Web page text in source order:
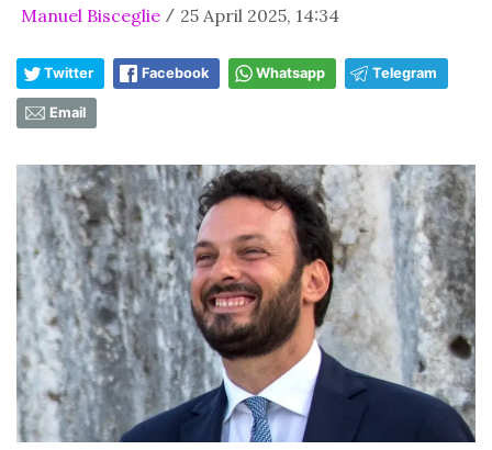
Manuel Bisceglie / 25 April 2025, 14:34
Twitter Facebook Whatsapp Telegram
Email